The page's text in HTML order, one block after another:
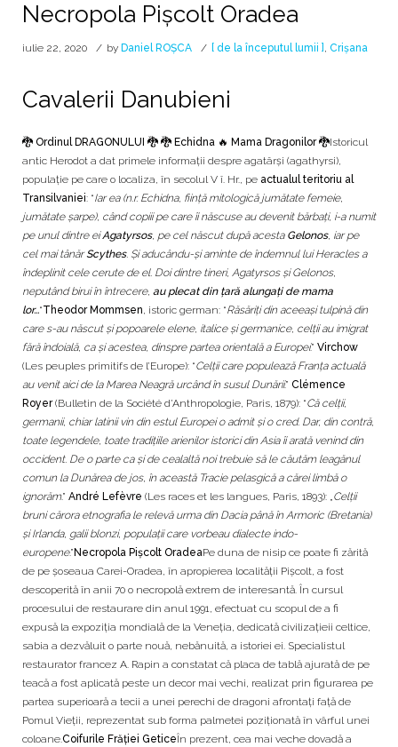
Necropola Pișcolt Oradea
iulie 22, 2020 by Daniel ROȘCA [ de la începutul lumii ] , Crișana
Cavalerii Danubieni
🐉 Ordinul DRAGONULUI 🐉 🐉 Echidna 🔥 Mama Dragonilor 🐉Istoricul
antic Herodot a dat primele informaţii despre agatârşi (agathyrsi),
populaţie pe care o localiza, în secolul V î. Hr., pe actualul teritoriu al
Transilvaniei: “Iar ea (n.r. Echidna, fiinţă mitologică jumătate femeie,
jumătate şarpe), când copiii pe care îi născuse au devenit bărbaţi, i-a numit
pe unul dintre eiAgatyrsos, pe cel născut după acesta Gelonos, iar pe
cel mai tânărScythes. Şi aducându-şi aminte de îndemnul lui Heracles a
îndeplinit cele cerute de el. Doi dintre tineri, Agatyrsos şi Gelonos,
neputând birui în întrecere, au plecat din ţară alungaţi de mama
lor...“Theodor Mommsen, istoric german: “Răsăriţi din aceeaşi tulpină din
care s-au născut şi popoarele elene, italice şi germanice, celţii au imigrat
fără îndoială, ca şi acestea, dinspre partea orientală a Europei.” Virchow
(Les peuples primitifs de l’Europe): “Celţii care populează Franţa actuală
au venit aici de la Marea Neagră urcând în susul Dunării.” Clémence
Royer(Bulletin de la Société d’Anthropologie, Paris, 1879): “Că celţii,
germanii, chiar latinii vin din estul Europei o admit şi o cred. Dar, din contră,
toate legendele, toate tradiţiile arienilor istorici din Asia îi arată venind din
occident. De o parte ca şi de cealaltă noi trebuie să le căutăm leagănul
comun la Dunărea de jos, în această Tracie pelasgică a cărei limbă o
ignorăm.” André Lefèvre (Les races et les langues, Paris, 1893): „Celţii
bruni cărora etnografia le relevă urma din Dacia până în Armoric (Bretania)
şi Irlanda, galii blonzi, populaţii care vorbeau dialecte indo-
europene.” Necropola Pișcolt OradeaPe duna de nisip ce poate fi zărită
de pe șoseaua Carei-Oradea, în apropierea localității Pișcolt, a fost
descoperită în anii 70 o necropolă extrem de interesantă. În cursul
procesului de restaurare din anul 1991, efectuat cu scopul de a fi
expusă la expoziţia mondială de la Veneţia, dedicată civilizaţieii celtice,
sabia a dezvăluit o parte nouă, nebănuită, a istoriei ei. Specialistul
restaurator francez A. Rapin a constatat că placa de tablă ajurată de pe
teacă a fost aplicată peste un decor mai vechi, realizat prin figurarea pe
partea superioară a tecii a unei perechi de dragoni afrontaţi față de
Pomul Vieții, reprezentat sub forma palmetei poziționată în vârful unei
coloane.Coifurile Frăției GeticeÎn prezent, cea mai veche dovadă a